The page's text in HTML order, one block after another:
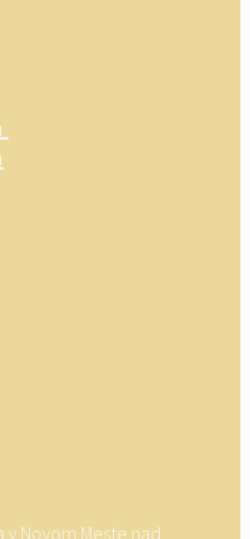
Novom Meste nad